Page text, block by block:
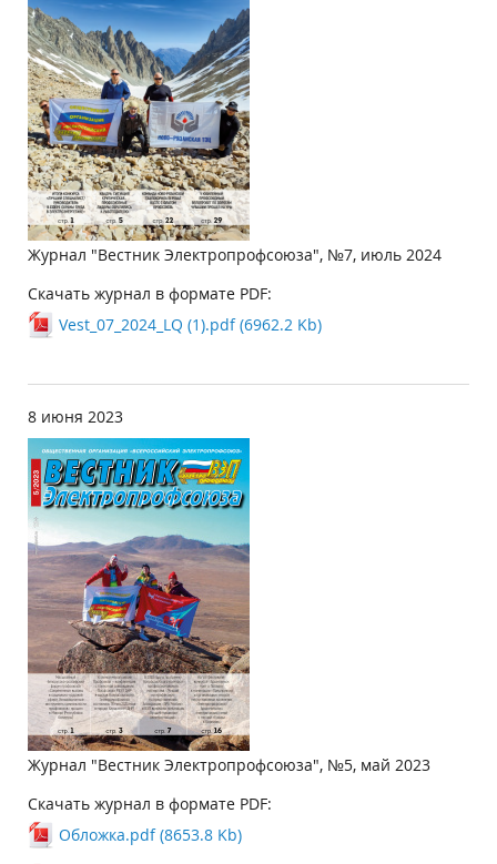
Журнал "Вестник Электропрофсоюза", №7, июль 2024
Скачать журнал в формате PDF:
Vest_07_2024_LQ (1).pdf (6962.2 Kb)
8 июня 2023
Журнал "Вестник Электропрофсоюза", №5, май 2023
Скачать журнал в формате PDF:
Обложка.pdf (8653.8 Kb)